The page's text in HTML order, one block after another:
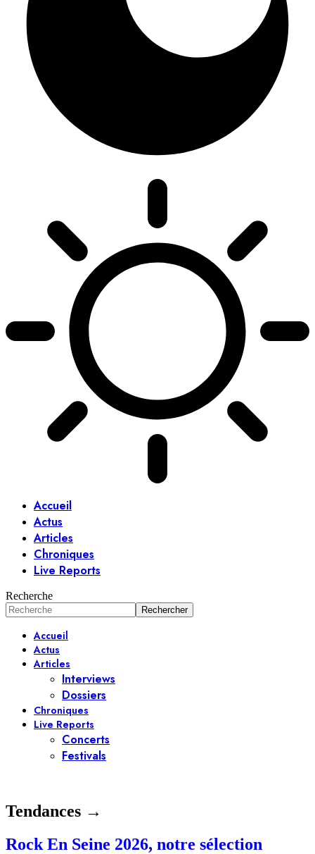
Accueil
Actus
Articles
Chroniques
Live Reports
Recherche
Accueil
Actus
Articles
Interviews
Dossiers
Chroniques
Live Reports
Concerts
Festivals
Tendances →
Rock En Seine 2026, notre sélection